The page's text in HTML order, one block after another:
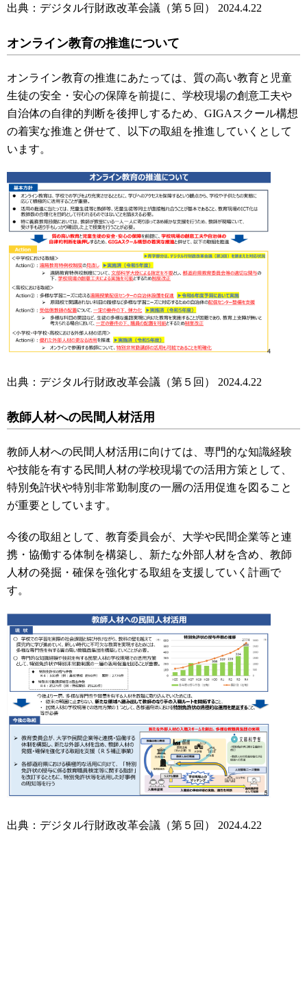
出典：デジタル行財政改革会議（第５回） 2024.4.22
オンライン教育の推進について
オンライン教育の推進にあたっては、質の高い教育と児童
生徒の安全・安心の保障を前提に、学校現場の創意工夫や
自治体の自律的判断を後押しするため、GIGAスクール構想
の着実な推進と併せて、以下の取組を推進していくとして
います。
出典：デジタル行財政改革会議（第５回） 2024.4.22
教師人材への民間人材活用
教師人材への民間人材活用に向けては、専門的な知識経験
や技能を有する民間人材の学校現場での活用方策として、
特別免許状や特別非常勤制度の一層の活用促進を図ること
が重要としています。
今後の取組として、教育委員会が、大学や民間企業等と連
携・協働する体制を構築し、新たな外部人材を含め、教師
人材の発掘・確保を強化する取組を支援していく計画で
す。
出典：デジタル行財政改革会議（第５回） 2024.4.22